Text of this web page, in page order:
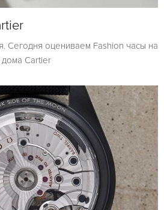
Сегодня оцениваем Fashion часы на
Cartier